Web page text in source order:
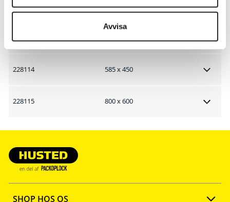
Avvisa
228112 300 x 400
228113
228114 585 x 450
228115 800 x 600
SHOP HOS OS